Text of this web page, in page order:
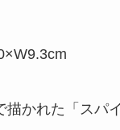
描かれた「スパ